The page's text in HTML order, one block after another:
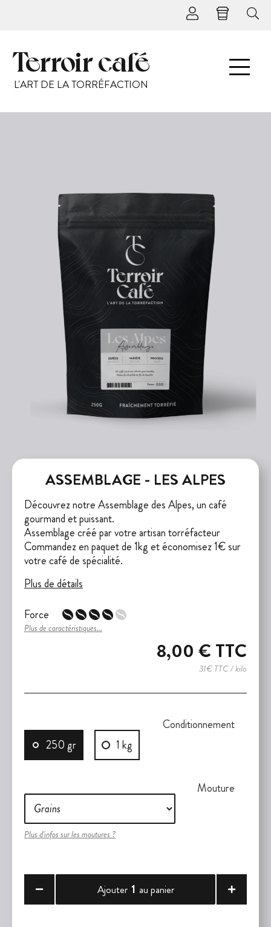
Terroir café
L'ART DE LA TORRÉFACTION
ASSEMBLAGE - LES ALPES
Découvrez notre Assemblage des Alpes, un café
gourmand et puissant.
Assemblage créé par votre artisan torréfacteur
Commandez en paquet de 1kg et économisez 1€ sur
votre café de spécialité.
Plus de détails
Force
Plus de caractéristiques...
8,00 € TTC
31€ TTC / kilo
Conditionnement
250 gr
1 kg
Mouture
Plus d'infos sur les moutures ?
Ajouter 1 au panier